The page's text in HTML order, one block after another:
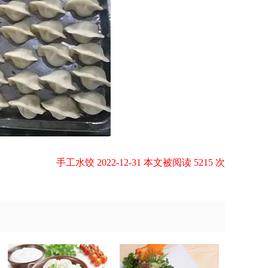
手工水饺 2022-12-31 本文被阅读 5215 次